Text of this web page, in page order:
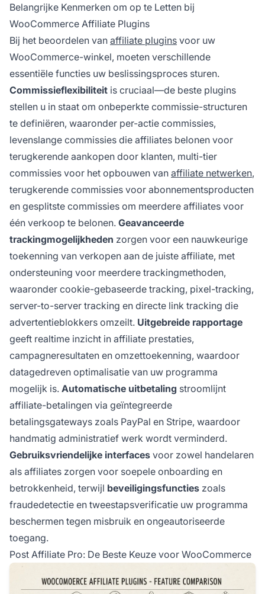
Belangrijke Kenmerken om op te Letten bij
WooCommerce Affiliate Plugins
Bij het beoordelen van affiliate plugins voor uw
WooCommerce-winkel, moeten verschillende
essentiële functies uw beslissingsproces sturen.
Commissieflexibiliteit is cruciaal—de beste plugins
stellen u in staat om onbeperkte commissie-structuren
te definiëren, waaronder per-actie commissies,
levenslange commissies die affiliates belonen voor
terugkerende aankopen door klanten, multi-tier
commissies voor het opbouwen van affiliate netwerken,
terugkerende commissies voor abonnementsproducten
en gesplitste commissies om meerdere affiliates voor
één verkoop te belonen. Geavanceerde
trackingmogelijkheden zorgen voor een nauwkeurige
toekenning van verkopen aan de juiste affiliate, met
ondersteuning voor meerdere trackingmethoden,
waaronder cookie-gebaseerde tracking, pixel-tracking,
server-to-server tracking en directe link tracking die
advertentieblokkers omzeilt. Uitgebreide rapportage
geeft realtime inzicht in affiliate prestaties,
campagneresultaten en omzettoekenning, waardoor
datagedreven optimalisatie van uw programma
mogelijk is. Automatische uitbetaling stroomlijnt
affiliate-betalingen via geïntegreerde
betalingsgateways zoals PayPal en Stripe, waardoor
handmatig administratief werk wordt verminderd.
Gebruiksvriendelijke interfaces voor zowel handelaren
als affiliates zorgen voor soepele onboarding en
betrokkenheid, terwijl beveiligingsfuncties zoals
fraudedetectie en tweestapsverificatie uw programma
beschermen tegen misbruik en ongeautoriseerde
toegang.
Post Affiliate Pro: De Beste Keuze voor WooCommerce